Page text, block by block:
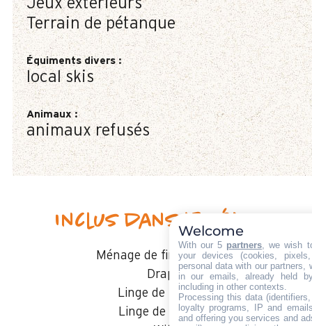
Jeux extérieurs
Terrain de pétanque
Équiments divers:
local skis
Animaux:
animaux refusés
Inclus dans le séjour
Ménage de fin de séjour
Draps
Linge de toilette
Linge de cuisine
Welcome
With our 5 partners , we wish
your devices (cookies,
personal data with our partners,
in our emails, already held
including in other contexts.
Processing this data
loyalty programs, IP and
and offering you services and